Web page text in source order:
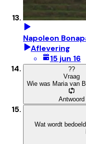
Napoleon
Aflevering
15 jun 16
??
Vraag
Wie was Maria van
Antwoord
Wat wordt